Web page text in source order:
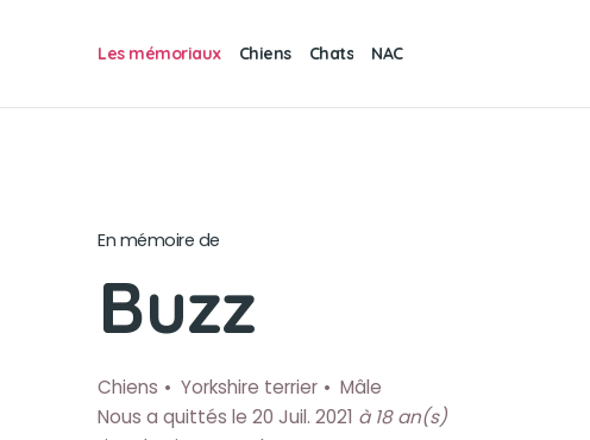
Les mémoriaux Chiens Chats NAC
En mémoire de
Buzz
Chiens Yorkshire terrier
Mâle
Nous a quittés le 20 Juil. 2021 à 18 an(s)